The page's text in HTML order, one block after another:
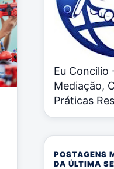
Eu Concilio
Mediação,
Práticas
POSTAGENS
DA ÚLTIMA